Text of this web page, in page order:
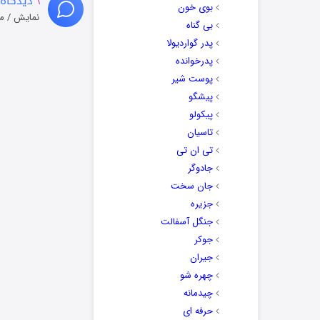
بوی خون
بی گناه
پدر گواردیولا
پدرخوانده
پوست شیر
پیشگو
پیکولو
تاسیان
تی ان تی
جادوگر
جان سخت
جزیره
جنگل آسفالت
جوکر
جیران
چهره شو
چیدمانه
حرفه ای
نمایش /